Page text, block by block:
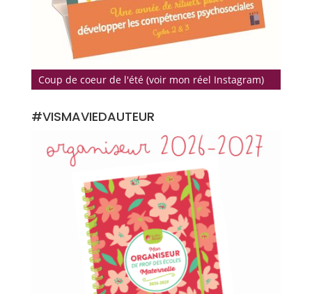
Coup de coeur de l'été (voir mon réel Instagram)
#VISMAVIEDAUTEUR